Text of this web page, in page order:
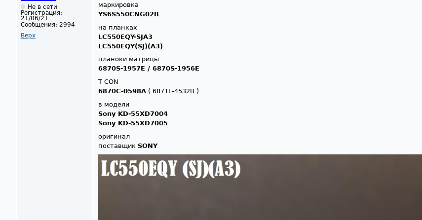
Не в сети
Регистрация:
21/06/21
Сообщения: 2994
Верх
маркировка
YS6S550CNG02B
на планках
LC550EQY-SJA3
LC550EQY(SJ)(A3)
планоки матрицы
6870S-1957E / 6870S-1956E
T CON
6870C-0598A( 6871L-4532B )
в модели
Sony KD-55XD7004
Sony KD-55XD7005
оригинал
поставщик SONY